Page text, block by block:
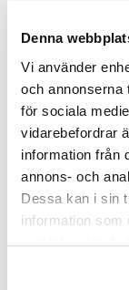
Denna
Vi använder
och annonserna
för sociala
vidarebefordrar
information från
annons- och
Dessa kan i sin
information som
samlat in när du
PUBLICERAD